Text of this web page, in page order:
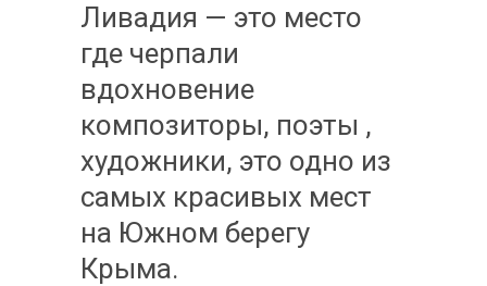
Ливадия — это место
где черпали
вдохновение
композиторы, поэты ,
художники, это одно из
самых красивых мест
на Южном берегу
Крыма.